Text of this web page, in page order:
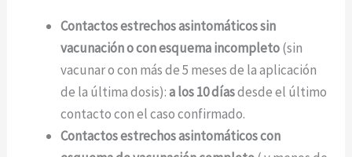
Contactos estrechos asintomáticos sin
vacunación o con esquema incompleto(sin
vacunar o con más de 5 meses de la aplicación
de la última dosis):a los 10 díasdesde el último
contacto con el caso confirmado.
Contactos estrechos asintomáticos con